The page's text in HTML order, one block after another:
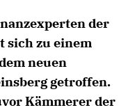
der
sich zu einem
neuen
getroffen.
Kämmerer der